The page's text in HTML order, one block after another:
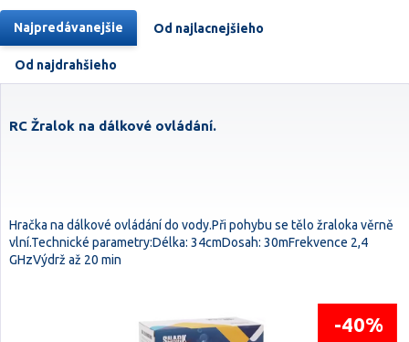
Najpredávanejšie Od najlacnejšieho
Od najdrahšieho
RC Žralok na dálkové ovládání.
Hračka na dálkové ovládání do vody.Při pohybu se tělo žraloka věrně
vlní.Technické parametry:Délka: 34cmDosah: 30mFrekvence 2,4
GHzVýdrž až 20 min
-40%